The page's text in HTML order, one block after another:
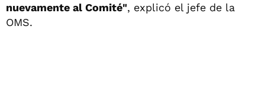
nuevamente al Comité", explicó el jefe de la
OMS.